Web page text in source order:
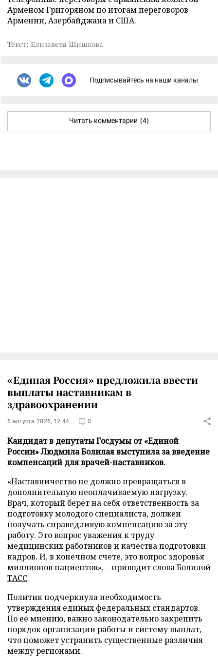
Арменом Григоряном по итогам переговоров
Армении, Азербайджана и США.
Текст: Елизавета Шишкова
Подписывайтесь на наши каналы
Читать комментарии (4)
«Единая Россия» предложила ввести
выплаты наставникам в
здравоохранении
6 августа 2026, 12:44 0
Кандидат в депутаты Госдумы от «Единой
России» Людмила Болилая выступила за введение
компенсаций для врачей-наставников.
«Наставничество не должно превращаться в
дополнительную неоплачиваемую нагрузку.
Врач, который берет на себя ответственность за
подготовку молодого специалиста, должен
получать справедливую компенсацию за эту
работу. Это вопрос уважения к труду
медицинских работников и качества подготовки
кадров. И, в конечном счете, это вопрос здоровья
миллионов пациентов», – приводит слова Болилой
ТАСС.
Политик подчеркнула необходимость
утверждения единых федеральных стандартов.
По ее мнению, важно законодательно закрепить
порядок организации работы и систему выплат,
что поможет устранить существенные различия
между регионами.